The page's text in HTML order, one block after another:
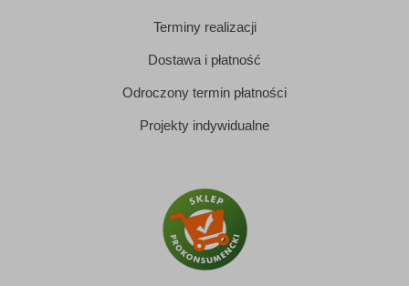
Terminy realizacji
Dostawa i płatność
Odroczony termin płatności
Projekty indywidualne